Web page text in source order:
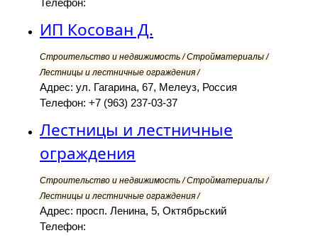
Телефон:
ИП Косован Д.
Строительство и недвижимость / Стройматериалы /
Лестницы и лестничные ограждения /
Адрес: ул. Гагарина, 67, Мелеуз, Россия
Телефон: +7 (963) 237-03-37
Лестницы и лестничные
ограждения
Строительство и недвижимость / Стройматериалы /
Лестницы и лестничные ограждения /
Адрес: просп. Ленина, 5, Октябрьский
Телефон: